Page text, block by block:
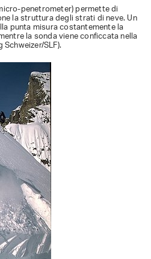
penetrometer) permette di
la struttura degli strati di neve. Un
punta misura costantemente la
la sonda viene conficcata nella
SLF).